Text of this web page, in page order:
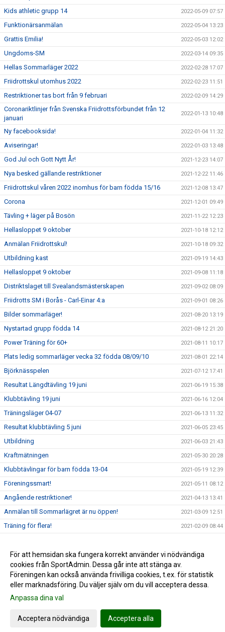
Kids athletic grupp 14 2022-05-09 07:57
Funktionärsanmälan 2022-05-04 13:23
Grattis Emilia! 2022-05-03 12:02
Ungdoms-SM 2022-03-14 09:35
Hellas Sommarläger 2022 2022-02-28 17:07
Friidrottskul utomhus 2022 2022-02-23 11:51
Restriktioner tas bort från 9 februari 2022-02-09 14:29
Coronariktlinjer från Svenska Friidrottsförbundet från 12
januari
2022-01-13 10:48
Ny facebooksida! 2022-01-04 11:32
Aviseringar! 2022-01-03 13:48
God Jul och Gott Nytt År! 2021-12-23 14:07
Nya besked gällande restriktioner 2021-12-22 11:46
Friidrottskul våren 2022 inomhus för barn födda 15/16 2021-12-08 13:47
Corona 2021-12-01 09:49
Tävling + läger på Bosön 2021-11-22 12:23
Hellasloppet 9 oktober 2021-10-18 12:12
Anmälan Friidrottskul! 2021-10-18 09:32
Utbildning kast 2021-09-19 14:43
Hellasloppet 9 oktober 2021-09-08 11:18
Distriktslaget till Svealandsmästerskapen 2021-09-02 08:09
Friidrotts SM i Borås - Carl-Einar 4:a 2021-09-01 08:26
Bilder sommarläger! 2021-08-20 13:19
Nystartad grupp födda 14 2021-08-12 21:20
Power Träning för 60+ 2021-08-11 10:17
Plats ledig sommarläger vecka 32 födda 08/09/10 2021-08-01 22:14
Björknässpelen 2021-07-12 17:41
Resultat Längdtävling 19 juni 2021-06-19 15:38
Klubbtävling 19 juni 2021-06-16 12:04
Träningsläger 04-07 2021-06-13 11:32
Resultat klubbtävling 5 juni 2021-06-05 23:45
Utbildning 2021-06-03 21:43
Kraftmätningen 2021-05-30 20:28
Klubbtävlingar för barn födda 13-04 2021-05-19 12:39
Föreningssmart! 2021-05-11 08:12
Angående restriktioner! 2021-04-13 13:41
Anmälan till Sommarlägret är nu öppen! 2021-03-09 12:51
Träning för flera! 2021-02-09 08:44
Carl-Einar över 5 m i stavhopp! 2021-01-16 19:24
Alla träningar ställs in för alla t.o.m 24 januari 2021-01-07 10:47
Gå till Webbversion
För att hemsidan ska fungera korrekt använder vi nödvändiga
cookies från SportAdmin. Dessa går inte att stänga av.
Föreningen kan också använda frivilliga cookies, t.ex. för statistik
eller marknadsföring. Du väljer själv om du vill acceptera dessa.
Anpassa dina val
Acceptera nödvändiga Acceptera alla